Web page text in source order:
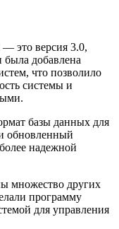
это версия 3.0,
добавлена
что позволило
системы и
базы данных для
обновленный
надежной
множество других
программу
для управления